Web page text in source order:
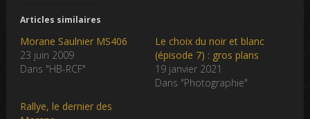
Articles similaires
Morane Saulnier MS406
23 juin 2009
Dans "HB-RCF"
Le choix du noir et blanc
(épisode 7) : gros plans
19 janvier 2021
Dans "Photographie"
Rallye, le dernier des